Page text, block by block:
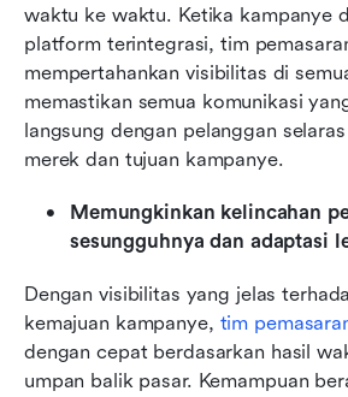
waktu ke waktu. Ketika kampanye
platform terintegrasi, tim
mempertahankan visibilitas di
memastikan semua komunikasi
langsung dengan pelanggan
merek dan tujuan kampanye.
Memungkinkan kelincahan
sesungguhnya dan adaptasi
Dengan visibilitas yang jelas
kemajuan kampanye, tim
dengan cepat berdasarkan hasil
umpan balik pasar. Kemampuan